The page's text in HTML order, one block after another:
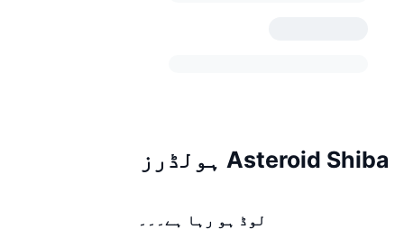
Asteroid Shiba ہولڈرز
لوڈ ہو رہا ہے۔۔۔